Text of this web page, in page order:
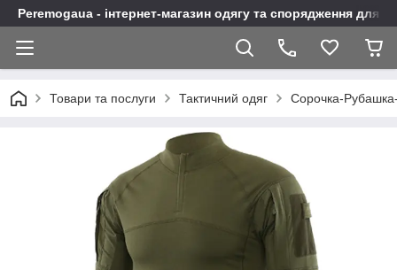
Peremogaua - інтернет-магазин одягу та спорядження для
Товари та послуги Тактичний одяг Сорочка-